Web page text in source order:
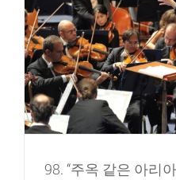
98. “주옥 같은 아리